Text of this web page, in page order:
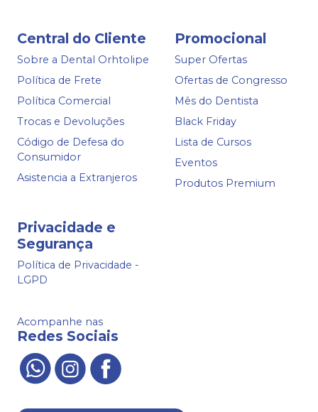
Central do Cliente
Sobre a Dental Orhtolipe
Política de Frete
Política Comercial
Trocas e Devoluções
Código de Defesa do
Consumidor
Asistencia a Extranjeros
Promocional
Super Ofertas
Ofertas de Congresso
Mês do Dentista
Black Friday
Lista de Cursos
Eventos
Produtos Premium
Privacidade e
Segurança
Política de Privacidade -
LGPD
Acompanhe nas
Redes Sociais